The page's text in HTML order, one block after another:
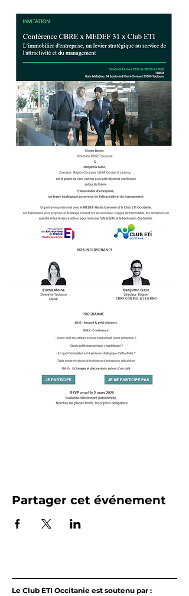
Partager cet événement
Le Club ETI Occitanie est soutenu par :